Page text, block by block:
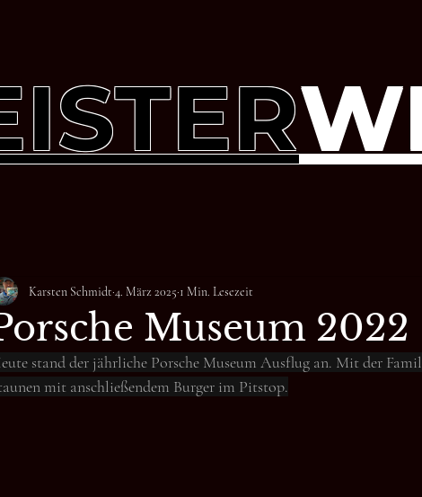
Museum 2022
Karsten Schmidt 4. März 2025 1 Min. Lesezeit
stand der jährliche Porsche Museum Ausflug an. Mit der
mit anschließendem Burger im Pitstop.